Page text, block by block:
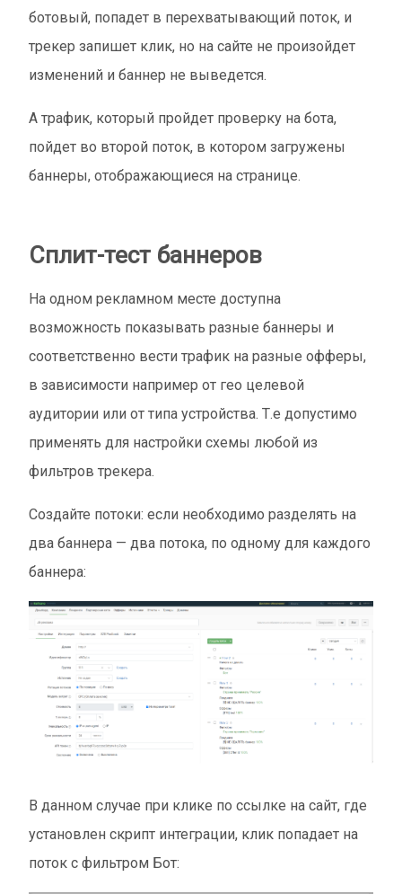
ботовый, попадет в перехватывающий поток, и
трекер запишет клик, но на сайте не произойдет
изменений и баннер не выведется.
А трафик, который пройдет проверку на бота,
пойдет во второй поток, в котором загружены
баннеры, отображающиеся на странице.
Сплит-тест баннеров
На одном рекламном месте доступна
возможность показывать разные баннеры и
соответственно вести трафик на разные офферы,
в зависимости например от гео целевой
аудитории или от типа устройства. Т.е допустимо
применять для настройки схемы любой из
фильтров трекера.
Создайте потоки: если необходимо разделять на
два баннера — два потока, по одному для каждого
баннера:
В данном случае при клике по ссылке на сайт, где
установлен скрипт интеграции, клик попадает на
поток с фильтром Бот: